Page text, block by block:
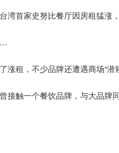
湾首家史努比餐厅因房租猛涨
涨租，不少品牌还遭遇商场“潜
接触一个餐饮品牌，与大品牌